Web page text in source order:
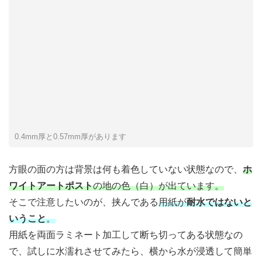
0.4mm厚と0.57mm厚があります
方眼の面の方は背景は何も着色していない状態なので、 ホ
ワイトアートポストの地の色（白）が出ています。
そこで注意したいのが、挟んである用紙が耐水ではないと
いうこと。
用紙を両面ラミネート加工して断ち切ってある状態なの
で、試しに水濡れさせてみたら、横から水が浸透して簡単